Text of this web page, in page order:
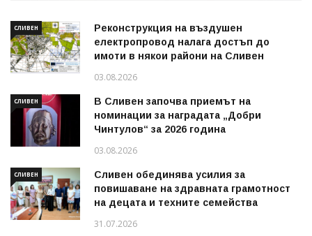
СЛИВЕН
Реконструкция на въздушен
електропровод налага достъп до
имоти в някои райони на Сливен
03.08.2026
СЛИВЕН
В Сливен започва приемът на
номинации за наградата „Добри
Чинтулов“ за 2026 година
03.08.2026
СЛИВЕН
Сливен обединява усилия за
повишаване на здравната грамотност
на децата и техните семейства
31.07.2026